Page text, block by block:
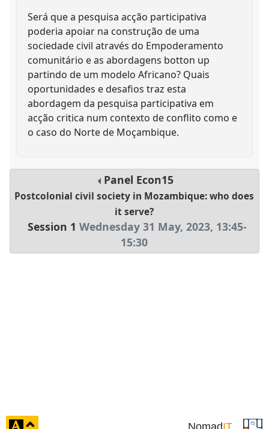
Será que a pesquisa acção participativa
poderia apoiar na construção de uma
sociedade civil através do Empoderamento
comunitário e as abordagens botton up
partindo de um modelo Africano? Quais
oportunidades e desafios traz esta
abordagem da pesquisa participativa em
acção critica num contexto de conflito como e
o caso do Norte de Moçambique.
Panel Econ15
Postcolonial civil society in Mozambique: who does
it serve?
Session 1 Wednesday 31 May, 2023, 13:45-
15:30
NomadIT
click